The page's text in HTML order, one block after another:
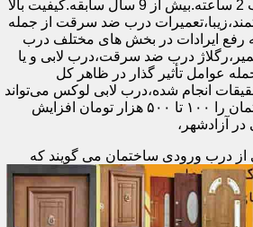
گارانتی نصب 2 ساله،نصب 2 ساعته.بیش از 9 سال سابقه.کیفیت بالا
درب ضد سرقت از جمله
رفع ایرادات در بخش های مختلف درب
درب ضد سرقت،درب لابی و یا
عوامل تأثیر گذار در ظاهر کل
انجام شده،درب لابی لوکس می‌تواند
ارزش هر متر مربع از آپارتمان را ۱۰۰ تا ۵۰۰ هزار تومان افزایش
آزادشهر،
درب ورودی ساختمان می گویند که